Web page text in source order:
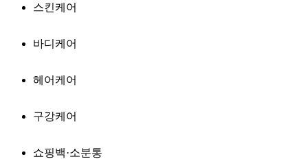
스킨케어
바디케어
헤어케어
구강케어
쇼핑백·소분통